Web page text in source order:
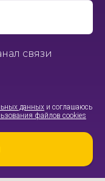
связи
данных и соглашаюсь
файлов cookies